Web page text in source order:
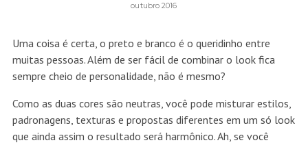
outubro 2016
Uma coisa é certa, o preto e branco é o queridinho entre
muitas pessoas. Além de ser fácil de combinar o look fica
sempre cheio de personalidade, não é mesmo?
Como as duas cores são neutras, você pode misturar estilos,
padronagens, texturas e propostas diferentes em um só look
que ainda assim o resultado será harmônico. Ah, se você